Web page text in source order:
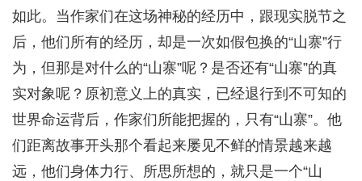
如此。当作家们在这场神秘的经历中，跟现实脱节之
后，他们所有的经历，却是一次如假包换的“山寨”行
为，但那是对什么的“山寨”呢？是否还有“山寨”的真
实对象呢？原初意义上的真实，已经退行到不可知的
世界命运背后，作家们所能把握的，只有“山寨”。他
们距离故事开头那个看起来屡见不鲜的情景越来越
远，他们身体力行、所思所想的，就只是一个“山